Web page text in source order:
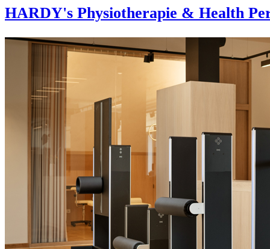
HARDY's Physiotherapie & Health